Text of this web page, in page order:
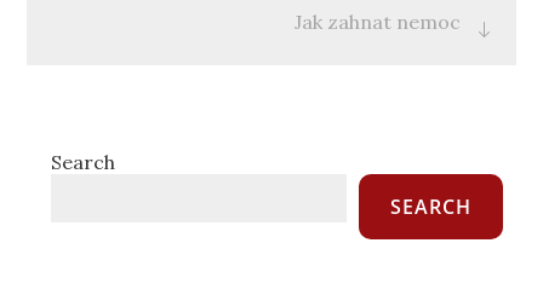
Jak zahnat nemoc
Search
SEARCH